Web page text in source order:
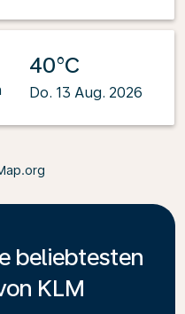
40°C
Do. 13 Aug. 2026
beliebtesten
KLM